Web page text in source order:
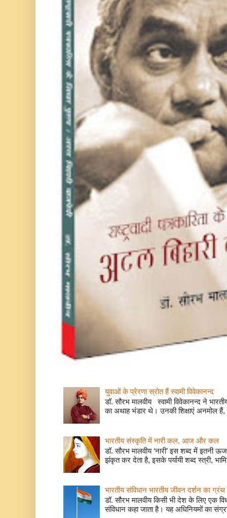
युवाओं के प्रेरणा स्रोत हैं स्वामी विवेकानन्द
डॉ. सौरभ मालवीय स्वामी विवेकानन्द ने
का अथाह भंडार थे। उनकी शिक्षाएं अनमोल हैं,
भारतीय संस्कृति में नारी कल, आज और कल
डॉ. सौरभ मालवीय ‘नारी’ इस शब्द में इतनी
झंकृत कर देता है, इसके पर्यायी शब्द स्त्री,
भारतीय संविधान भारतीय जीवन दर्शन का ग्रंथ
डॉ. सौरभ मालवीय किसी भी देश के लिए एक
संविधान कहा जाता है। यह अधिनियमों का